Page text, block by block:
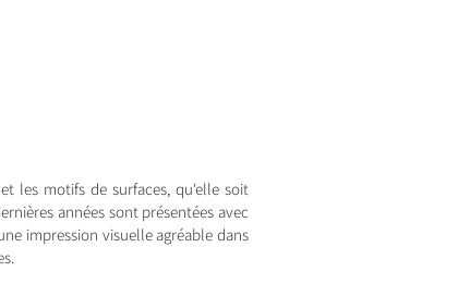
les motifs de surfaces, qu'elle soit
années sont présentées avec
impression visuelle agréable dans